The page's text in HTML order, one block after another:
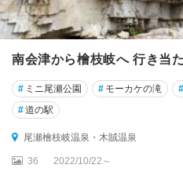
南会津から檜枝岐へ 行き当
# ミニ尾瀬公園 # モーカケの滝 #
#道の駅
尾瀬檜枝岐温泉・木賊温泉
36 2022/10/22～